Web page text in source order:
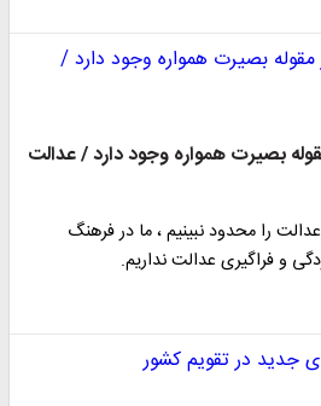
بصیرت همواره وجود دارد / عدالت
را محدود نبینیم ، ما در فرهنگ
و فراگیری عدالت نداریم.